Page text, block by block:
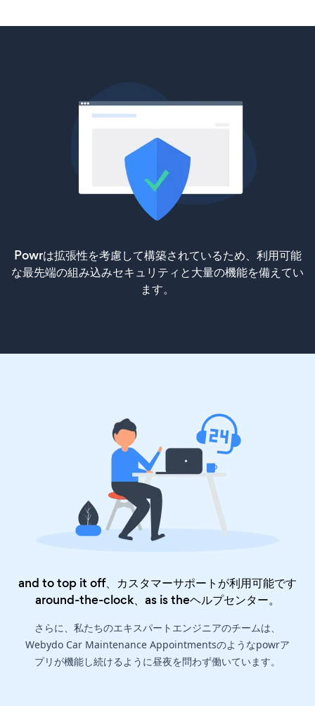
Powrは拡張性を考慮して構築されているため、利用可能
な最先端の組み込みセキュリティと大量の機能を備えてい
ます。
and to top it off、カスタマーサポートが利用可能です
around-the-clock、as is theヘルプセンター。
さらに、私たちのエキスパートエンジニアのチームは、
Webydo Car Maintenance Appointmentsのようなpowrア
プリが機能し続けるように昼夜を問わず働いています。